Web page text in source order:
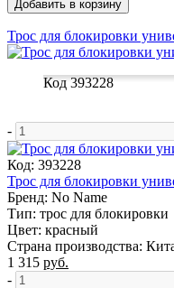
Добавить в корзину
Трос для блокировки
Код 393228
-
Код: 393228
Трос для блокировки
Бренд: No Name
Тип: трос для блокировки
Цвет: красный
Страна производства:
1 315 руб.
-